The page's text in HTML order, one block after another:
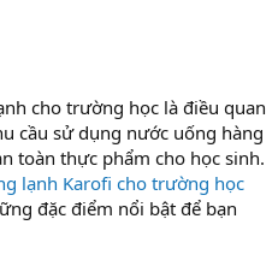
cho trường học là điều quan
cầu sử dụng nước uống hàng
toàn thực phẩm cho học sinh.
lạnh Karofi cho trường học
đặc điểm nổi bật để bạn